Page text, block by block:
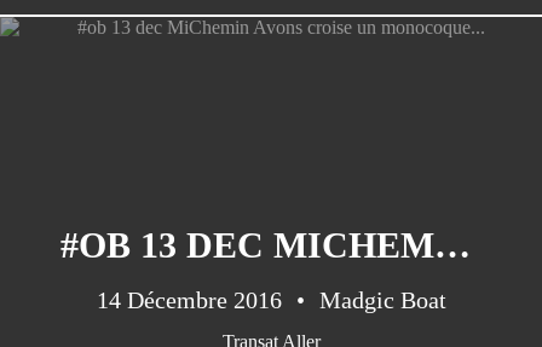
#OB 13 DEC MICHEMIN AVONS CROISE UN MONOCOQUE...
14 Décembre 2016 Madgic Boat
Transat Aller